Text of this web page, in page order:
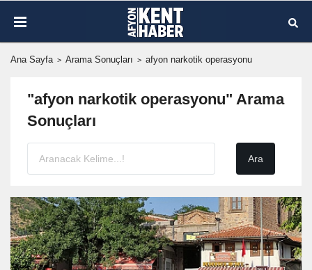
Ana Sayfa Arama Sonuçları afyon narkotik operasyonu
"afyon narkotik operasyonu" Arama
Sonuçları